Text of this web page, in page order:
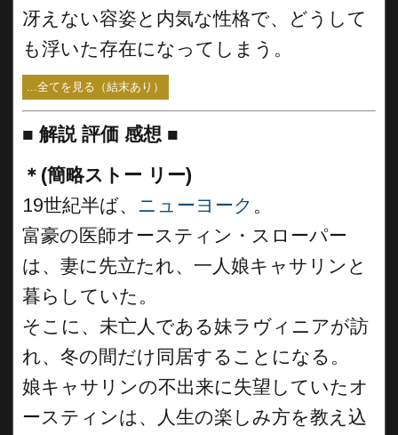
冴えない容姿と内気な性格で、どうして
も浮いた存在になってしまう。
...全てを見る（結末あり）
■ 解説 評価 感想 ■
＊(簡略ストー リー)
19世紀半ば、 ニューヨーク 。
富豪の医師オースティン・スローパー
は、妻に先立たれ、一人娘キャサリンと
暮らしていた。
そこに、未亡人である妹ラヴィニアが訪
れ、冬の間だけ同居することになる。
娘キャサリンの不出来に失望していたオ
ースティンは、人生の楽しみ方を教え込